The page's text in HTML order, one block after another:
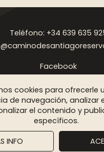
cookies para ofrecerle
de navegación, analizar
el contenido y
específicos.
INFO
Teléfono: +34 639 635
Facebook
Política de privacidad Política de
2026 Camino de Santiago
derechos reservados